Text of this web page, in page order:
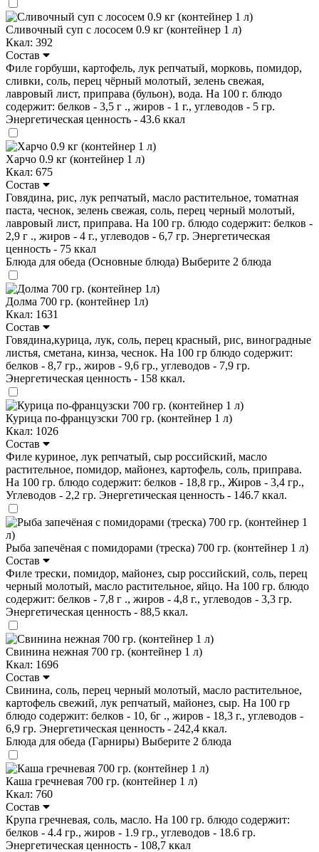
Сливочный суп с лососем 0.9 кг (контейнер 1 л)
Ккал: 392
Состав
Филе горбуши, картофель, лук репчатый, морковь, помидор,
сливки, соль, перец чёрный молотый, зелень свежая,
лавровый лист, приправа (бульон), вода. На 100 г. блюдо
содержит: белков - 3,5 г ., жиров - 1 г., углеводов - 5 гр.
Энергетическая ценность - 43.6 ккал
Харчо 0.9 кг (контейнер 1 л)
Ккал: 675
Состав
Говядина, рис, лук репчатый, масло растительное, томатная
паста, чеснок, зелень свежая, соль, перец черный молотый,
лавровый лист, приправа. На 100 гр. блюдо содержит: белков -
2,9 г ., жиров - 4 г., углеводов - 6,7 гр. Энергетическая
ценность - 75 ккал
Блюда для обеда (Основные блюда) Выберите 2 блюда
Долма 700 гр. (контейнер 1л)
Ккал: 1631
Состав
Говядина,курица, лук, соль, перец красный, рис, виноградные
листья, сметана, кинза, чеснок. На 100 гр блюдо содержит:
белков - 8,7 гр., жиров - 9,6 гр., углеводов - 7,9 гр.
Энергетическая ценность - 158 ккал.
Курица по-французски 700 гр. (контейнер 1 л)
Ккал: 1026
Состав
Филе куриное, лук репчатый, сыр российский, масло
растительное, помидор, майонез, картофель, соль, приправа.
На 100 гр. блюдо содержит: белков - 18,8 гр., Жиров - 3,4 гр.,
Углеводов - 2,2 гр. Энергетическая ценность - 146.7 ккал.
Рыба запечёная с помидорами (треска) 700 гр. (контейнер 1 л)
Состав
Филе трески, помидор, майонез, сыр российский, соль, перец
черный молотый, масло растительное, яйцо. На 100 гр. блюдо
содержит: белков - 7,8 г ., жиров - 4,8 г., углеводов - 3,3 гр.
Энергетическая ценность - 88,5 ккал.
Свинина нежная 700 гр. (контейнер 1 л)
Ккал: 1696
Состав
Свинина, соль, перец черный молотый, масло растительное,
картофель свежий, лук репчатый, майонез, сыр. На 100 гр
блюдо содержит: белков - 10, 6г ., жиров - 18,3 г., углеводов -
6,9 гр. Энергетическая ценность - 242,4 ккал.
Блюда для обеда (Гарниры) Выберите 2 блюда
Каша гречневая 700 гр. (контейнер 1 л)
Ккал: 760
Состав
Крупа гречневая, соль, масло. На 100 гр. блюдо содержит:
белков - 4.4 гр., жиров - 1.9 гр., углеводов - 18.6 гр.
Энергетическая ценность - 108,7 ккал